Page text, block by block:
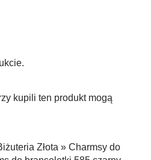
kupili ten produkt mogą
Złota »Charmsy do